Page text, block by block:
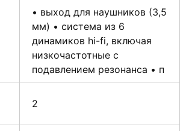
• выход для наушников (3,5
мм) • система из 6
динамиков hi-fi, включая
низкочастотные с
подавлением резонанса • п
2